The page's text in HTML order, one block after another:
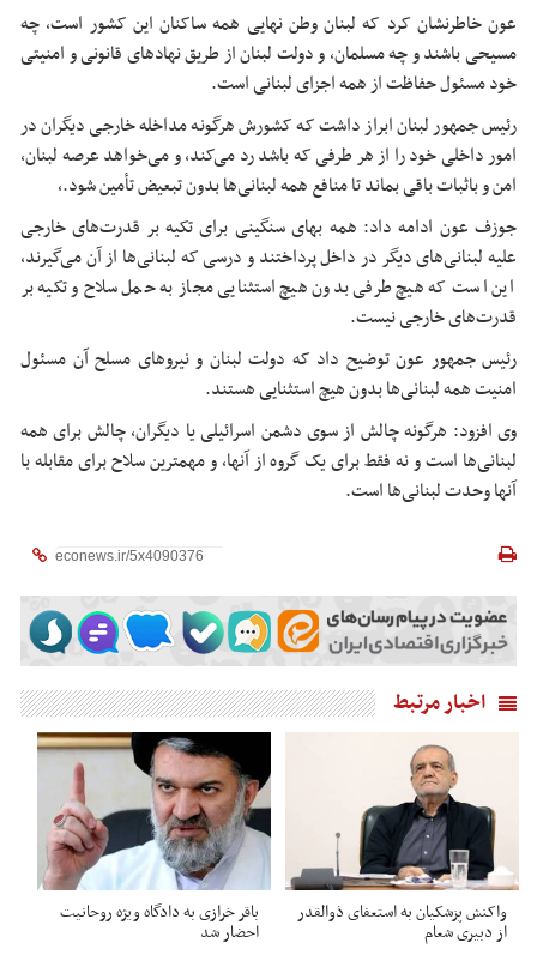
عون خاطرنشان کرد که لبنان وطن نهایی همه ساکنان این کشور است، چه
مسیحی باشند و چه مسلمان، و دولت لبنان از طریق نهادهای قانونی و امنیتی
خود مسئول حفاظت از همه اجزای لبنانی است.
رئیس جمهور لبنان ابراز داشت که کشورش هرگونه مداخله خارجی دیگران در
امور داخلی خود را از هر طرفی که باشد رد می‌کند، و می‌خواهد عرصه لبنان،
امن و باثبات باقی بماند تا منافع همه لبنانی‌ها بدون تبعیض تأمین شود.،
جوزف عون ادامه داد: همه بهای سنگینی برای تکیه بر قدرت‌های خارجی
علیه لبنانی‌های دیگر در داخل پرداختند و درسی که لبنانی‌ها از آن می‌گیرند،
این است که هیچ طرفی بدون هیچ استثنایی مجاز به حمل سلاح و تکیه بر
قدرت‌های خارجی نیست.
رئیس جمهور عون توضیح داد که دولت لبنان و نیروهای مسلح آن مسئول
امنیت همه لبنانی‌ها بدون هیچ استثنایی هستند.
وی افزود: هرگونه چالش از سوی دشمن اسرائیلی یا دیگران، چالش برای همه
لبنانی‌ها است و نه فقط برای یک گروه از آنها، و مهمترین سلاح برای مقابله با
آنها وحدت لبنانی‌ها است.
اخبار مرتبط
واکنش پزشکیان به استعفای ذوالقدر
از دبیری شعام
باقر خرازی به دادگاه ویژه روحانیت
احضار شد